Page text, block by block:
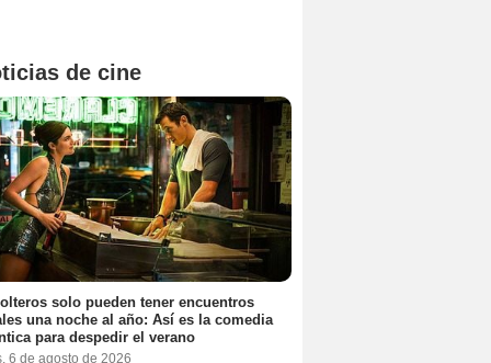
de cine
solo pueden tener encuentros
una noche al año: Así es la comedia
para despedir el verano
6 de agosto de 2026